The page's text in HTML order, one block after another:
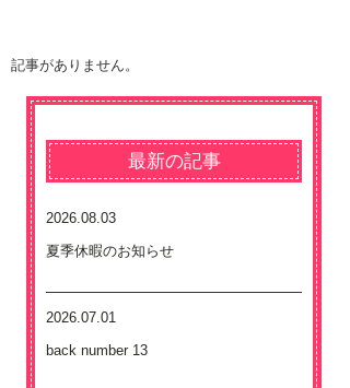
記事がありません。
最新の記事
2026.08.03
夏季休暇のお知らせ
2026.07.01
back number 13